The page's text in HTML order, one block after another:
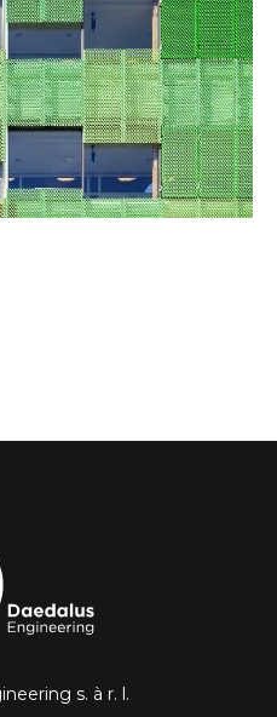
s. à r. l.